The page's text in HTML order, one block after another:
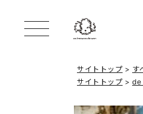
サイトトップ す
サイトトップ
de